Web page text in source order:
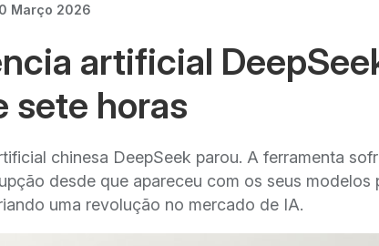
Março 2026
artificial
sete horas
chinesa DeepSeek parou. A ferramenta
desde que apareceu com os seus modelos
uma revolução no mercado de IA.